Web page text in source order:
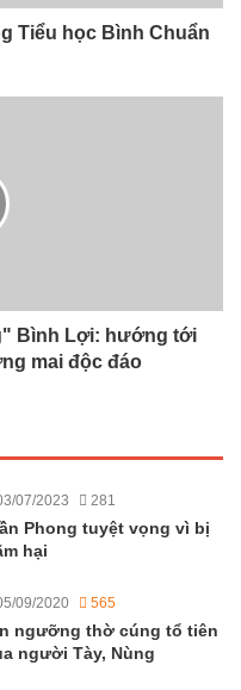
Tiểu học Bình Chuẩn
Bình Lợi: hướng tới
mai độc đáo
07/2023 281
Phong tuyệt vọng vì bị
hại
09/2020 565
ngưỡng thờ cúng tổ tiên
người Tày, Nùng